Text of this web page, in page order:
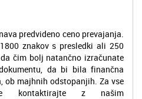
predvideno ceno prevajanja.
znakov s presledki ali 250
čim bolj natančno izračunate
da bi bila finančna
ob majhnih odstopanjih. Za vse
kontaktirajte z našim